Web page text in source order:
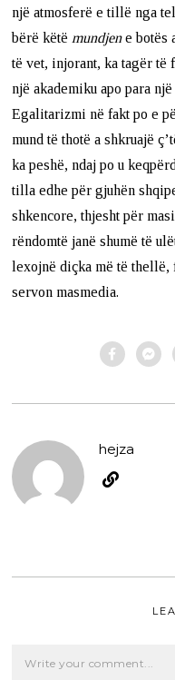
një atmosferë e tillë nga
bërë këtë mundjene botës
të vet, injorant, ka tagër të
një akademiku apo para
Egalitarizmi në fakt po e
mund të thotë a shkruajë
ka peshë, ndaj po u
tilla edhe për gjuhën
shkencore, thjesht për
rëndomtë janë shumë të
lexojnë diçka më të thellë,
servon masmedia.
hejza